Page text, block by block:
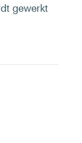
gewerkt